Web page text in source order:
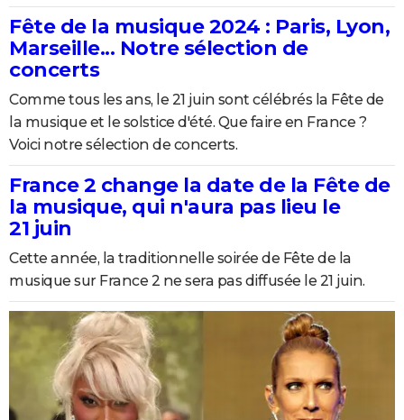
Fête de la musique 2024 : Paris, Lyon,
Marseille... Notre sélection de
concerts
Comme tous les ans, le 21 juin sont célébrés la Fête de
la musique et le solstice d'été. Que faire en France ?
Voici notre sélection de concerts.
France 2 change la date de la Fête de
la musique, qui n'aura pas lieu le
21 juin
Cette année, la traditionnelle soirée de Fête de la
musique sur France 2 ne sera pas diffusée le 21 juin.